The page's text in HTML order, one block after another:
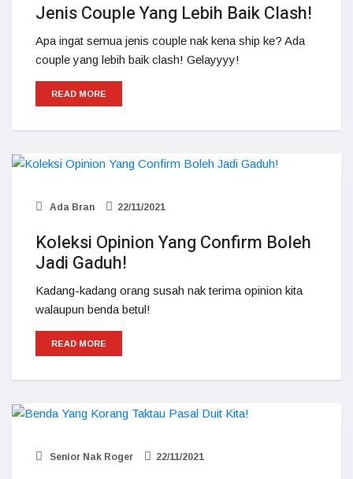
Jenis Couple Yang Lebih Baik Clash!
Apa ingat semua jenis couple nak kena ship ke? Ada
couple yang lebih baik clash! Gelayyyy!
READ MORE
Ada Bran 22/11/2021
Koleksi Opinion Yang Confirm Boleh
Jadi Gaduh!
Kadang-kadang orang susah nak terima opinion kita
walaupun benda betul!
READ MORE
Senior Nak Roger 22/11/2021